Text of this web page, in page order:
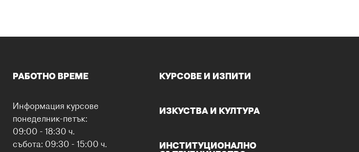
РАБОТНО ВРЕМЕ
Информация курсове
понеделник-петък:
09:00 - 18:30 ч.
събота: 09:30 - 15:00 ч.
КУРСОВЕ И ИЗПИТИ
ИЗКУСТВА И КУЛТУРА
ИНСТИТУЦИОНАЛНО